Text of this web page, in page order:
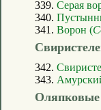
339. Серая
340.
341. Ворон (
342.
343.
Оляпковые